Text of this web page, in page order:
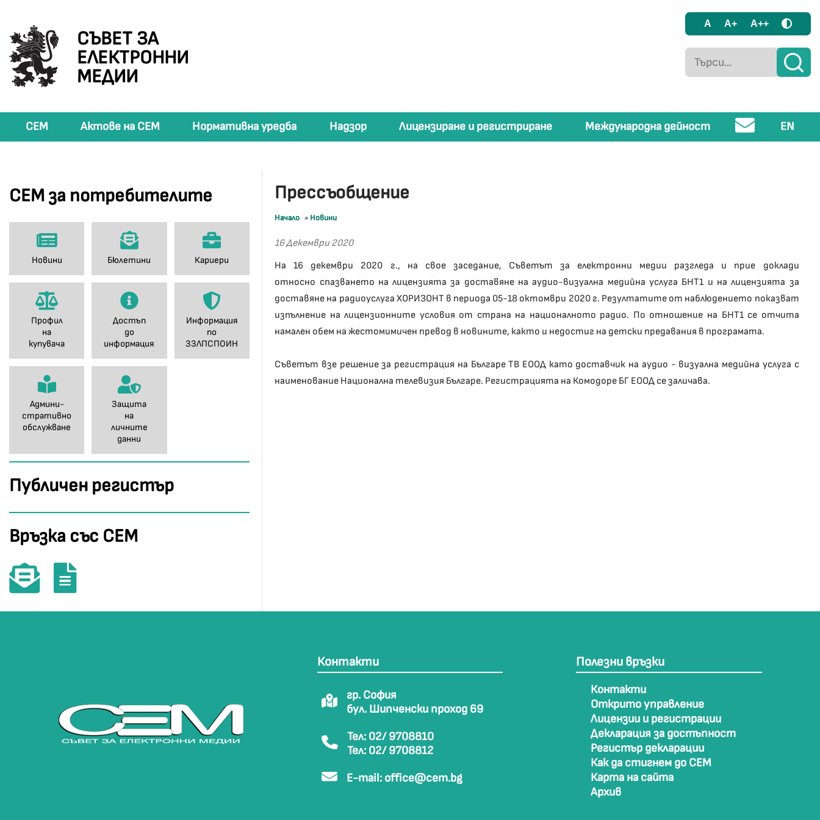
СЪВЕТ ЗА
ЕЛЕКТРОННИ
МЕДИИ
A A+ A++
СЕМ Актове на СЕМ Нормативна уредба Надзор Лицензиране и регистриране Международна дейност EN
СЕМ за потребителите
Новини Бюлетини Кариери
Профил
на
купувача
Достъп
до
информация
Информация
по
ЗЗЛПСПОИН
Админи-
стративно
обслужване
Защита
на
личните
данни
Публичен регистър
Връзка със СЕМ
Прессъобщение
Начало » Новини
16 Декември 2020
На 16 декември 2020 г., на свое заседание, Съветът за електронни медии разгледа и прие доклади
относно спазването на лицензията за доставяне на аудио-визуална медийна услуга БНТ1 и на лицензията за
доставяне на радиоуслуга ХОРИЗОНТ в периода 05-18 октомври 2020 г. Резултатите от наблюдението показват
изпълнение на лицензионните условия от страна на националното радио. По отношение на БНТ1 се отчита
намален обем на жестомимичен превод в новините, както и недостиг на детски предавания в програмата.
Съветът взе решение за регистрация на Българе ТВ ЕООД като доставчик на аудио - визуална медийна услуга с
наименование Национална телевизия Българе. Регистрацията на Комодоре БГ ЕООД се заличава.
Контакти
гр. София
бул. Шипченски проход 69
Тел: 02/ 9708810
Тел: 02/ 9708812
E-mail: office@cem.bg
Полезни връзки
Контакти
Открито управление
Лицензии и регистрации
Декларация за достъпност
Регистър декларации
Как да стигнем до СЕМ
Карта на сайта
Архив